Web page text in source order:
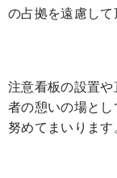
の占拠を遠慮して
注意看板の設置
者の憩いの場と
努めてまいります